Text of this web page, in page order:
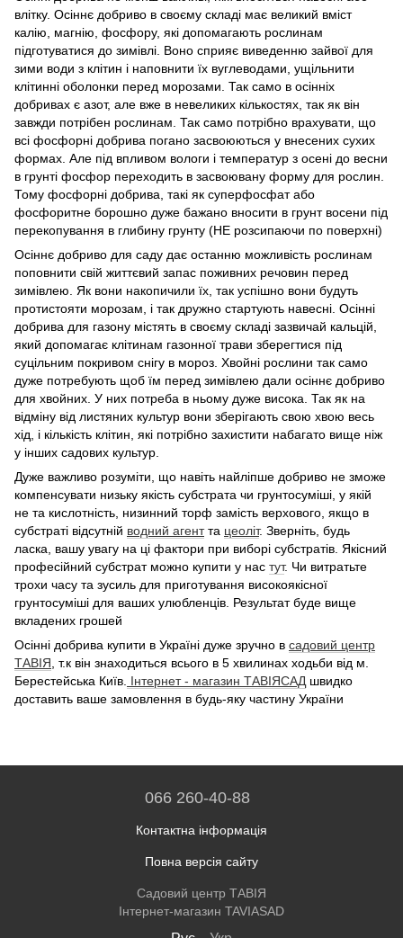
влітку. Осіннє добриво в своєму складі має великий вміст
калію, магнію, фосфору, які допомагають рослинам
підготуватися до зимівлі. Воно сприяє виведенню зайвої для
зими води з клітин і наповнити їх вуглеводами, ущільнити
клітинні оболонки перед морозами. Так само в осінніх
добривах є азот, але вже в невеликих кількостях, так як він
завжди потрібен рослинам. Так само потрібно врахувати, що
всі фосфорні добрива погано засвоюються у внесених сухих
формах. Але під впливом вологи і температур з осені до весни
в грунті фосфор переходить в засвоювану форму для рослин.
Тому фосфорні добрива, такі як суперфосфат або
фосфоритне борошно дуже бажано вносити в грунт восени під
перекопування в глибину грунту (НЕ розсипаючи по поверхні)
Осіннє добриво для саду дає останню можливість рослинам
поповнити свій життєвий запас поживних речовин перед
зимівлею. Як вони накопичили їх, так успішно вони будуть
протистояти морозам, і так дружно стартують навесні. Осінні
добрива для газону містять в своєму складі зазвичай кальцій,
який допомагає клітинам газонної трави зберегтися під
суцільним покривом снігу в мороз. Хвойні рослини так само
дуже потребують щоб їм перед зимівлею дали осіннє добриво
для хвойних. У них потреба в ньому дуже висока. Так як на
відміну від листяних культур вони зберігають свою хвою весь
хід, і кількість клітин, які потрібно захистити набагато вище ніж
у інших садових культур.
Дуже важливо розуміти, що навіть найліпше добриво не зможе
компенсувати низьку якість субстрата чи грунтосуміші, у якій
не та кислотність, низинний торф замість верхового, якщо в
субстраті відсутній водний агентта цеоліт. Зверніть, будь
ласка, вашу увагу на ці фактори при виборі субстратів. Якісний
професійний субстрат можно купити у нас тут. Чи витратьте
трохи часу та зусиль для приготування високоякісної
грунтосуміші для ваших улюбленців. Результат буде вище
вкладених грошей
Осінні добрива купити в Україні дуже зручно в садовий центр
ТАВІЯ , т.к він знаходиться всього в 5 хвилинах ходьби від м.
Берестейська Київ. Інтернет - магазин ТАВІЯСАД швидко
доставить ваше замовлення в будь-яку частину України
066 260-40-88
Контактна інформація
Повна версія сайту
Садовий центр ТАВІЯ
Інтернет-магазин TAVIASAD